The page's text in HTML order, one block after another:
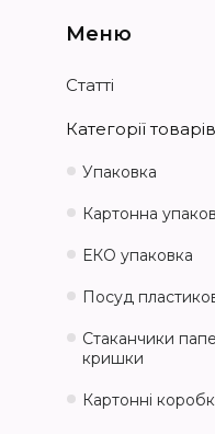
Статті
Категорії товарів
Упаковка
Картонна
ЕКО упаковка
Посуд
Стаканчики
кришки
Картонні